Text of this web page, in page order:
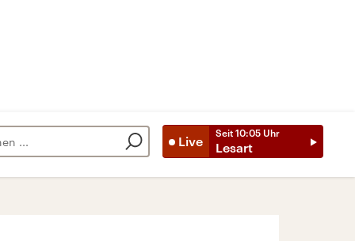
Live
Seit 10:05 Uhr
Lesart